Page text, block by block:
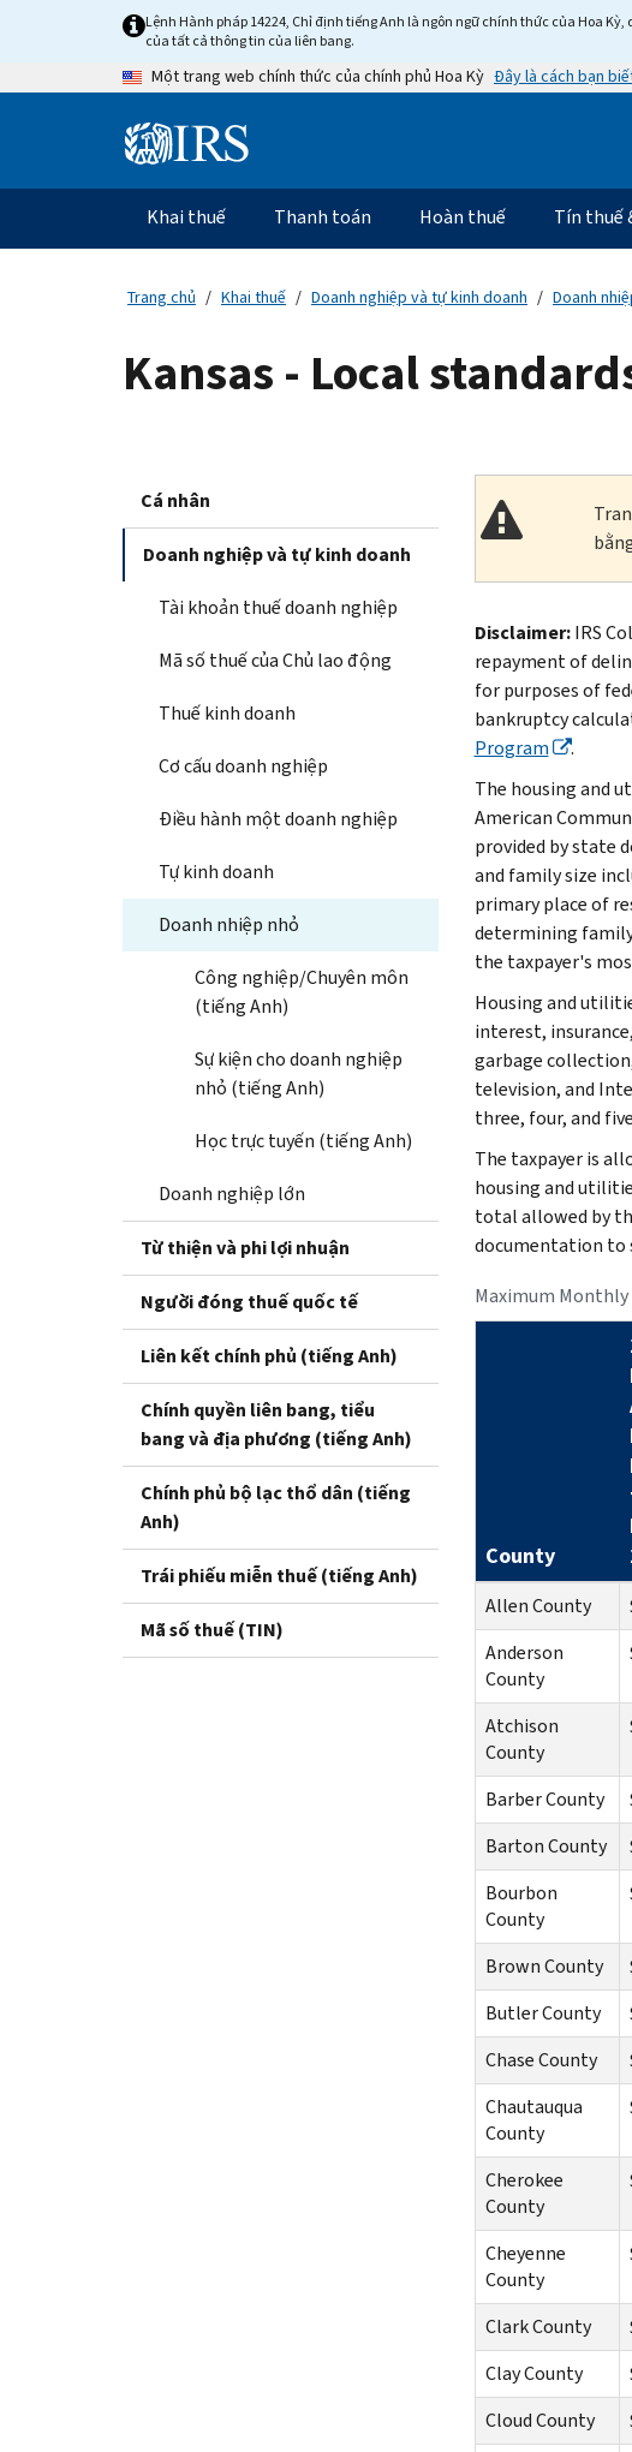
content
Lệnh Hành pháp 14224, Chỉ định tiếng Anh là ngôn ngữ chính thức của Hoa
của tất cả thông tin của liên bang.
Một trang web chính thức của chính phủ Hoa Kỳ Đây là cách bạn
Information
Điều
hướng
chính
Khai thuế Thanh toán Hoàn thuế Tín thuế
Trang chủ Khai thuế Doanh nghiệp và tự kinh doanh Doanh
Kansas - Local
Cá nhân
Doanh nghiệp và tự kinh doanh
Tài khoản thuế doanh nghiệp
Mã số thuế của Chủ lao động
Thuế kinh doanh
Cơ cấu doanh nghiệp
Điều hành một doanh nghiệp
Tự kinh doanh
Doanh nhiệp nhỏ
Công nghiệp/Chuyên môn
(tiếng Anh)
Sự kiện cho doanh nghiệp
nhỏ (tiếng Anh)
Học trực tuyến (tiếng Anh)
Doanh nghiệp lớn
Từ thiện và phi lợi nhuận
Người đóng thuế quốc tế
Liên kết chính phủ (tiếng Anh)
Chính quyền liên bang, tiểu
bang và địa phương (tiếng Anh)
Chính phủ bộ lạc thổ dân (tiếng
Anh)
Trái phiếu miễn thuế (tiếng Anh)
Mã số thuế (TIN)
Disclaimer:IRS
repayment of
for purposes of
bankruptcy
Program
.
The housing and
American
provided by state
and family size
primary place of
determining
the taxpayer's
Housing and
interest,
garbage
television, and
three, four, and
The taxpayer is
housing and
total allowed by
documentation to
Maximum
County
Allen County
Anderson
County
Atchison
County
Barber County
Barton County
Bourbon
County
Brown County
Butler County
Chase County
Chautauqua
County
Cherokee
County
Cheyenne
County
Clark County
Clay County
Cloud County